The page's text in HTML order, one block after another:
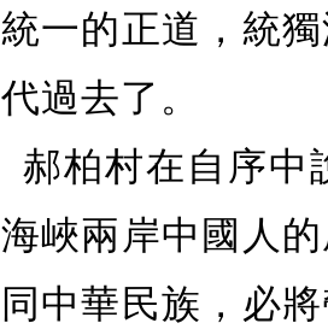
統一的正道，統
代過去了。
郝柏村在自序中
海峽兩岸中國人
同中華民族，必